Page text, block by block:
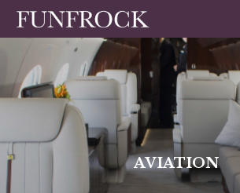
Skip
content
AVIATION